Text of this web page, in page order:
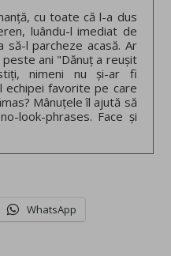
cu toate că l-a dus
luându-l imediat de
să-l parcheze acasă. Ar
ani "Dănuț a reușit
nimeni nu și-ar fi
echipei favorite pe care
Mânuțele îl ajută să
look-phrases. Face și
WhatsApp